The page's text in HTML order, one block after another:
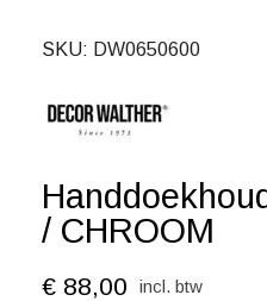
SKU DW0650600
/ CHROOM
€ 88,00 incl. btw